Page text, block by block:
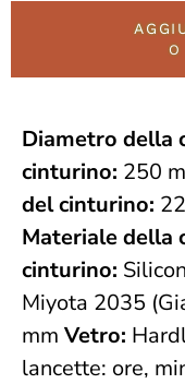
O
Diametro della
cinturino: 250
del cinturino:
Materiale della
cinturino:
Miyota 2035
mm Vetro:
lancette: ore,